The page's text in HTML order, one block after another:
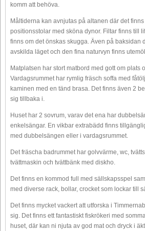
komm att behöva.
Måltiderna kan avnjutas på altanen där det
positionsstolar med sköna dynor. Filtar finns till
finns om det önskas skugga. Även på baksidan
avskilda läget och den fina naturvyn finns
Matplatsen har stort matbord med gott om plats
Vardagsrummet har rymlig fräsch soffa med
kaminen med en tänd brasa. Det finns även 2
sig tillbaka i.
Huset har 2 sovrum, varav det ena har
enkelsängar. En vikbar extrabädd finns
med dubbelsängen eller i vardagsrummet.
Det fräscha badrummet har golvvärme, wc,
tvättmaskin och tvättbänk med diskho.
Det finns en kommod full med sällskapsspel
med diverse rack, bollar, crocket som lockar till
Det finns mycket vackert att utforska i
sig. Det finns ett fantastiskt fiskrökeri med
huset, där kan ni njuta av god mat och dryck i